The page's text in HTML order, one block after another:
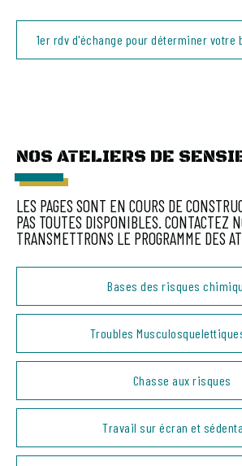
1er rdv d'échange pour déterminer
NOS ATELIERS DE
LES PAGES SONT EN COURS DE
PAS TOUTES DISPONIBLES. CONTACTEZ
TRANSMETTRONS LE PROGRAMME DES
Bases des risques
Troubles
Chasse aux risques
Travail sur écran et